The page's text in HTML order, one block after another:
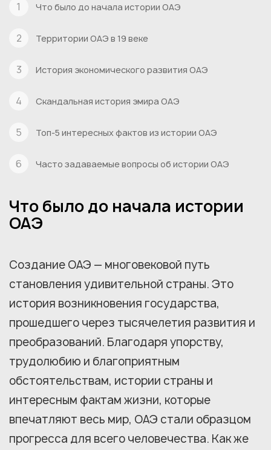
Что было до начала истории ОАЭ
Территории ОАЭ в 19 веке
История экономического развития ОАЭ
Скандальная история эмира ОАЭ
Топ-5 интересных фактов из истории ОАЭ
Часто задаваемые вопросы об истории ОАЭ
Что было до начала истории
ОАЭ
Создание ОАЭ — многовековой путь
становления удивительной страны. Это
история возникновения государства,
прошедшего через тысячелетия развития и
преобразований. Благодаря упорству,
трудолюбию и благоприятным
обстоятельствам, истории страны и
интересным фактам жизни, которые
впечатляют весь мир, ОАЭ стали образцом
прогресса для всего человечества. Как же